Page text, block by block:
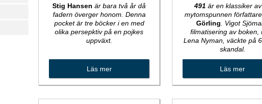
Stig Hansen är bara två år då
fadern överger honom. Denna
pocket är tre böcker i en med
olika persepktiv på en pojkes
uppväxt.
Läs mer
491 är en klassiker
mytomspunnen
Görling. Vigot
filmatisering av boken,
Lena Nyman, väckte på
skandal.
Läs mer